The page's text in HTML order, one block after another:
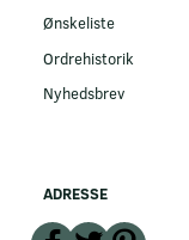
Ønskeliste
Ordrehistorik
Nyhedsbrev
ADRESSE